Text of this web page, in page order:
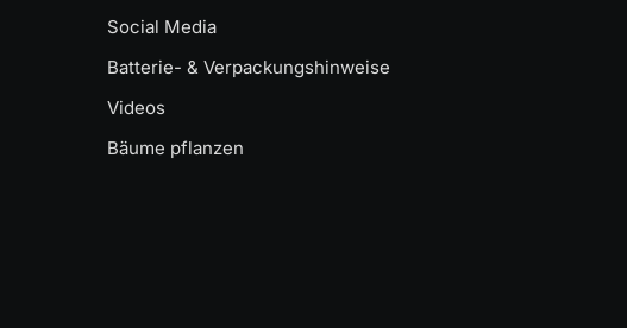
Social Media
Batterie- & Verpackungshinweise
Videos
Bäume pflanzen